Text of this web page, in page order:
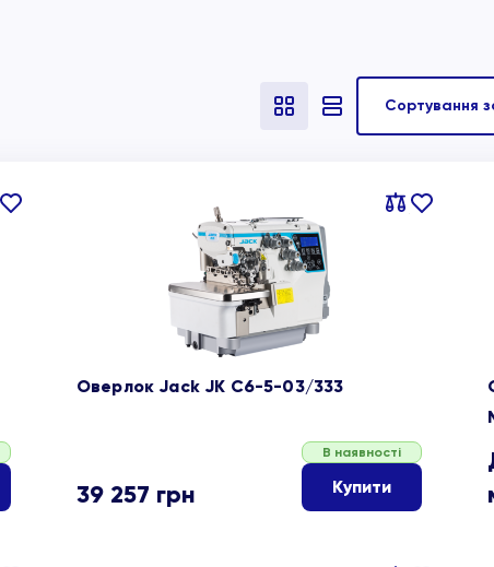
В
Порівняти
В
Оверлок Jack JK C6-5-03/333
39 257 грн
В наявності
Купити